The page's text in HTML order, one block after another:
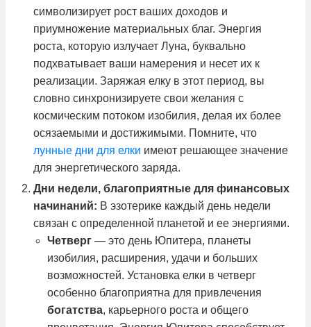
символизирует рост ваших доходов и
приумножение материальных благ. Энергия
роста, которую излучает Луна, буквально
подхватывает ваши намерения и несет их к
реализации. Заряжая елку в этот период, вы
словно синхронизируете свои желания с
космическим потоком изобилия, делая их более
осязаемыми и достижимыми. Помните, что
лунные дни для елки имеют решающее значение
для энергетического заряда.
Дни недели, благоприятные для финансовых
начинаний: В эзотерике каждый день недели
связан с определенной планетой и ее энергиями.
Четверг — это день Юпитера, планеты
изобилия, расширения, удачи и больших
возможностей. Установка елки в четверг
особенно благоприятна для привлечения
богатства, карьерного роста и общего